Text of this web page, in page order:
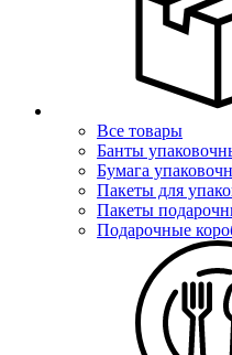
Все товары
Банты
Бумага
Пакеты для
Пакеты
Подарочные